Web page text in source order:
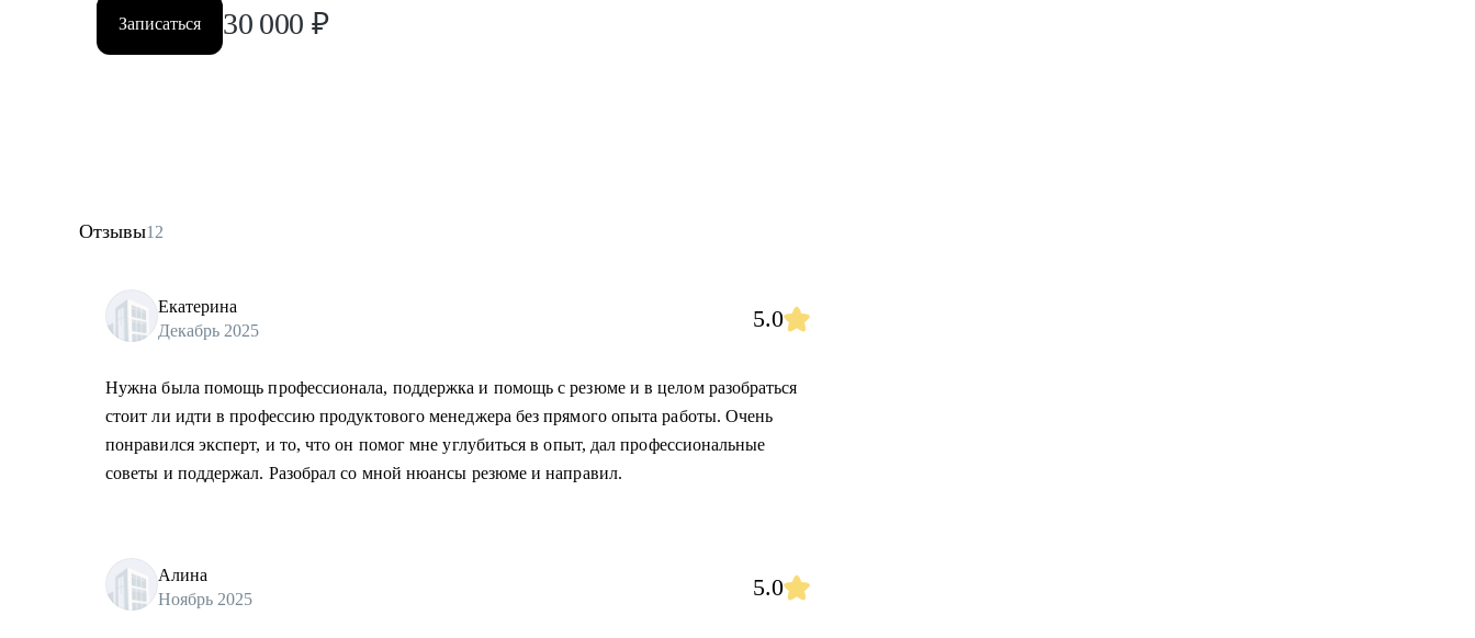
Записаться 30 000 ₽
Отзывы12
Екатерина
Декабрь 2025
5.0
Нужна была помощь профессионала, поддержка и помощь с резюме и в целом разобраться
стоит ли идти в профессию продуктового менеджера без прямого опыта работы. Очень
понравился эксперт, и то, что он помог мне углубиться в опыт, дал профессиональные
советы и поддержал. Разобрал со мной нюансы резюме и направил.
Алина
Ноябрь 2025
5.0